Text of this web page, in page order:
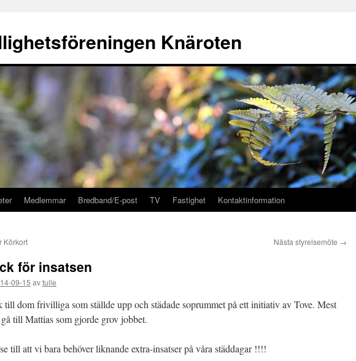
Knäroten
Medlemmar Bredband/E-post TV Fastighet Kontaktinformation
Körkort Nästa styrelsemöte →
för insatsen
09-15 avtulle
till dom frivilliga som ställde upp och städade soprummet på ett initiativ av Tove. Mest
gå till Mattias som gjorde grov jobbet.
till att vi bara behöver liknande extra-insatser på våra städdagar !!!!